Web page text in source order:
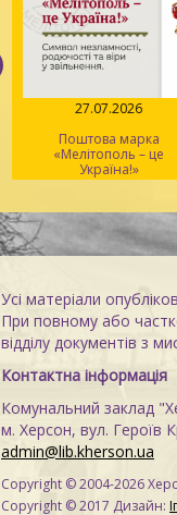
27.07.2026
Поштова марка
«Мелітополь – це
Україна!»
Усі матеріали
При повному або
відділу документів з
Контактна інформація
Комунальний заклад
м. Херсон, вул. Героїв
admin@lib.kherson.ua
Copyright © 2004-2026
Copyright © 2017 Дизайн: